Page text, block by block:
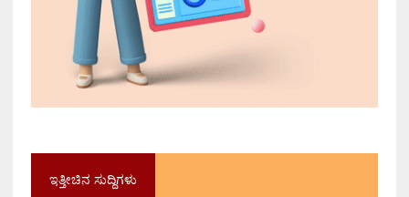
ಇತ್ತೀಚಿನ ಸುದ್ದಿಗಳು